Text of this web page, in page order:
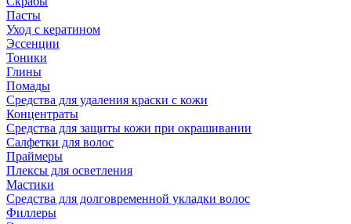
Пасты
Уход с кератином
Эссенции
Тоники
Глины
Помады
Средства для удаления краски с кожи
Концентраты
Средства для защиты кожи при окрашивании
Салфетки для волос
Праймеры
Плексы для осветления
Мастики
Средства для долговременной укладки волос
Филлеры